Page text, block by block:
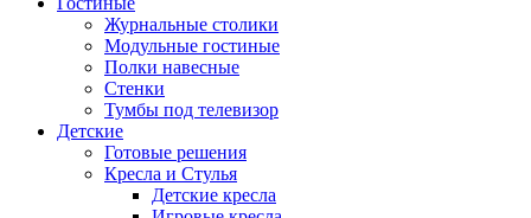
Журнальные столики
Модульные гостиные
Полки навесные
Стенки
Тумбы под телевизор
Детские
Готовые решения
Кресла и Стулья
Детские кресла